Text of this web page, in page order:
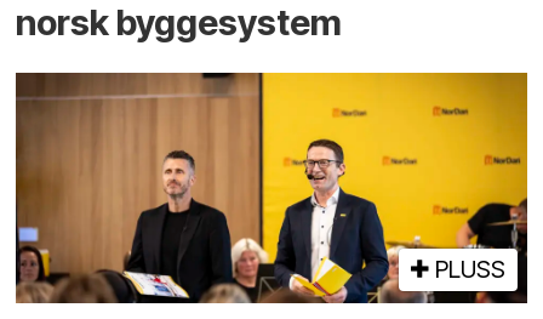
norsk bygge­system
PLUSS